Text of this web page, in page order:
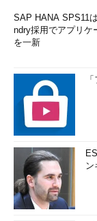
SAP HANA SPS11
ndry採用でアプリケ
を一新
ン